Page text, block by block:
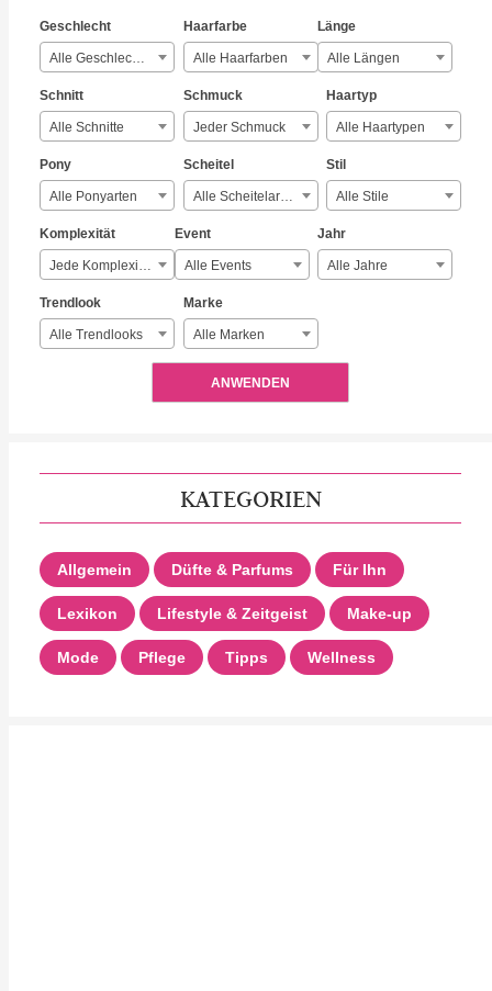
Geschlecht
Alle Geschlechter
Haarfarbe
Alle Haarfarben
Länge
Alle Längen
Schnitt
Alle Schnitte
Schmuck
Jeder Schmuck
Haartyp
Alle Haartypen
Pony
Alle Ponyarten
Scheitel
Alle Scheitelarten
Stil
Alle Stile
Komplexität
Jede Komplexität
Event
Alle Events
Jahr
Alle Jahre
Trendlook
Alle Trendlooks
Marke
Alle Marken
ANWENDEN
KATEGORIEN
Allgemein Düfte & Parfums Für Ihn
Lexikon Lifestyle & Zeitgeist Make-up
Mode Pflege Tipps Wellness